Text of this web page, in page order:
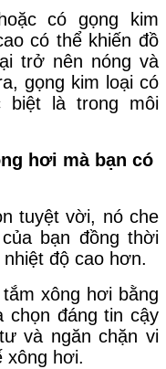
có gọng kim
có thể khiến đồ
trở nên nóng và
gọng kim loại có
biệt là trong môi
hơi mà bạn có
tuyệt vời, nó che
bạn đồng thời
độ cao hơn.
xông hơi bằng
chọn đáng tin cậy
và ngăn chặn vi
xông hơi.